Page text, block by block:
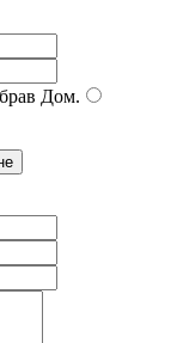
Дом.